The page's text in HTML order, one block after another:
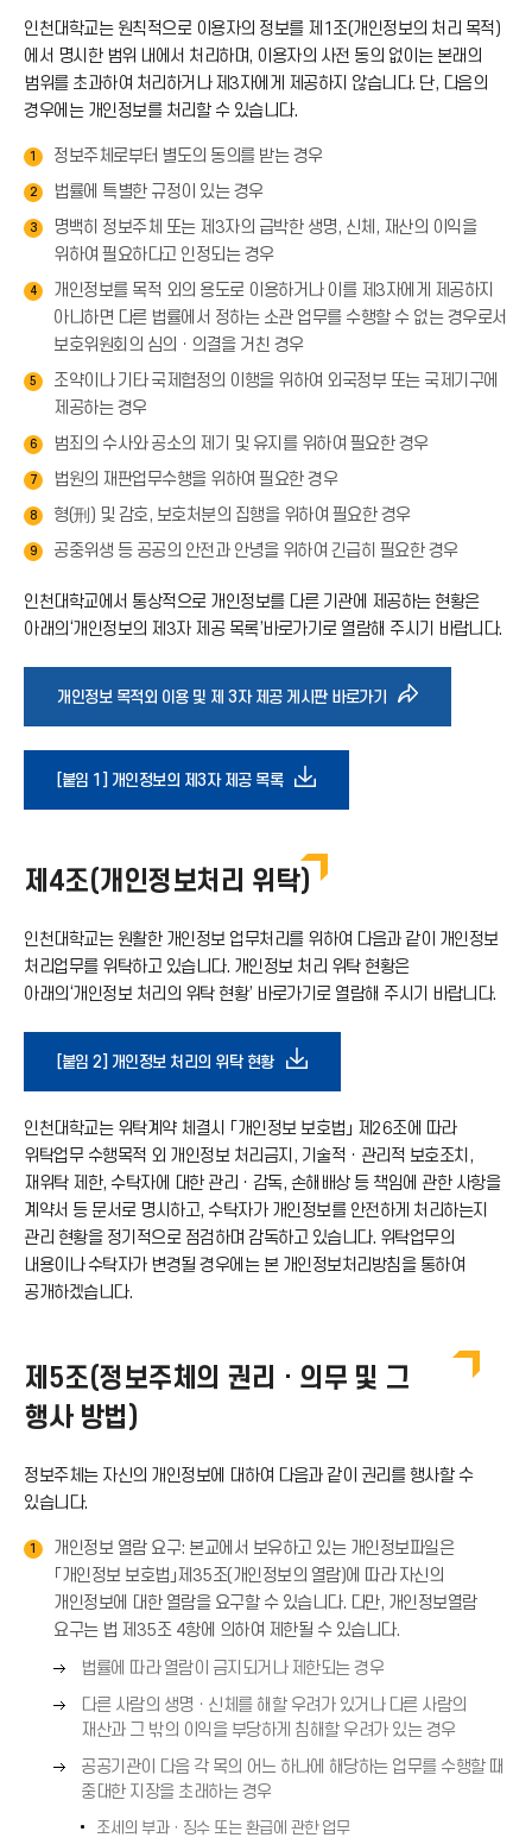
기
콘
인천대학교는 원칙적으로 이용자의 정보를 제1조(개인정보의 처리 목적)
에서 명시한 범위 내에서 처리하며, 이용자의 사전 동의 없이는 본래의
범위를 초과하여 처리하거나 제3자에게 제공하지 않습니다. 단, 다음의
경우에는 개인정보를 처리할 수 있습니다.
1 정보주체로부터 별도의 동의를 받는 경우
2 법률에 특별한 규정이 있는 경우
3
명백히 정보주체 또는 제3자의 급박한 생명, 신체, 재산의 이익을
위하여 필요하다고 인정되는 경우
4
개인정보를 목적 외의 용도로 이용하거나 이를 제3자에게 제공하지
아니하면 다른 법률에서 정하는 소관 업무를 수행할 수 없는 경우로서
보호위원회의 심의ㆍ의결을 거친 경우
5
조약이나 기타 국제협정의 이행을 위하여 외국정부 또는 국제기구에
제공하는 경우
6 범죄의 수사와 공소의 제기 및 유지를 위하여 필요한 경우
7 법원의 재판업무수행을 위하여 필요한 경우
8 형(刑) 및 감호, 보호처분의 집행을 위하여 필요한 경우
9 공중위생 등 공공의 안전과 안녕을 위하여 긴급히 필요한 경우
인천대학교에서 통상적으로 개인정보를 다른 기관에 제공하는 현황은
아래의‘개인정보의 제3자 제공 목록’바로가기로 열람해 주시기 바랍니다.
개인정보 목적외 이용 및 제 3자 제공 게시판 바로가기 바
아
이
[붙임 1] 개인정보의 제3자 제공 목록다
로
드
콘
제4조(개인정보처리 위탁)
인천대학교는 원활한 개인정보 업무처리를 위하여 다음과 같이 개인정보
처리업무를 위탁하고 있습니다. 개인정보 처리 위탁 현황은
아래의‘개인정보 처리의 위탁 현황’ 바로가기로 열람해 주시기 바랍니다.
[붙임 2] 개인정보 처리의 위탁 현황다
운
로
드
인천대학교는 위탁계약 체결시 「개인정보 보호법」 제26조에 따라
위탁업무 수행목적 외 개인정보 처리금지, 기술적ㆍ관리적 보호조치,
재위탁 제한, 수탁자에 대한 관리ㆍ감독, 손해배상 등 책임에 관한 사항을
계약서 등 문서로 명시하고, 수탁자가 개인정보를 안전하게 처리하는지
관리 현황을 정기적으로 점검하며 감독하고 있습니다. 위탁업무의
내용이나 수탁자가 변경될 경우에는 본 개인정보처리방침을 통하여
공개하겠습니다.
제5조(정보주체의 권리 · 의무 및 그
행사 방법)
정보주체는 자신의 개인정보에 대하여 다음과 같이 권리를 행사할 수
있습니다.
1
개인정보 열람 요구: 본교에서 보유하고 있는 개인정보파일은
「개인정보 보호법」제35조(개인정보의 열람)에 따라 자신의
개인정보에 대한 열람을 요구할 수 있습니다. 다만, 개인정보열람
요구는 법 제35조 4항에 의하여 제한될 수 있습니다.
오
른
쪽
화
살
표
법률에 따라 열람이 금지되거나 제한되는 경우
오
른
쪽
화
살
표
다른 사람의 생명ㆍ신체를 해할 우려가 있거나 다른 사람의
재산과 그 밖의 이익을 부당하게 침해할 우려가 있는 경우
오
른
공공기관이 다음 각 목의 어느 하나에 해당하는 업무를 수행할 때
중대한 지장을 초래하는 경우
조세의 부과ㆍ징수 또는 환급에 관한 업무